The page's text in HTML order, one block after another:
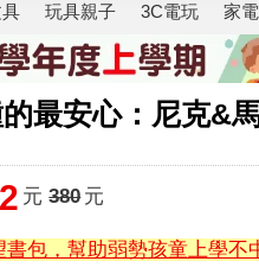
玩具親子 3C電玩 家電
最安心：尼克&
元 380元
書包，幫助弱勢孩童上學不